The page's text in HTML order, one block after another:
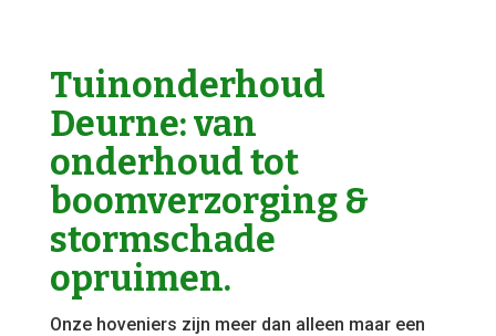
Tuinonderhoud
Deurne: van
onderhoud tot
boomverzorging &
stormschade
opruimen.
Onze hoveniers zijn meer dan alleen maar een